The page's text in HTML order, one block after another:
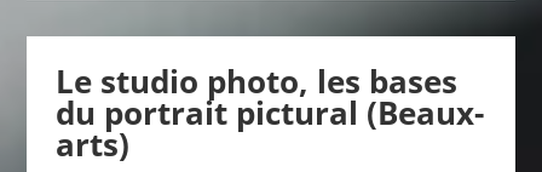
Le studio photo, les bases
du portrait pictural (Beaux-
arts)